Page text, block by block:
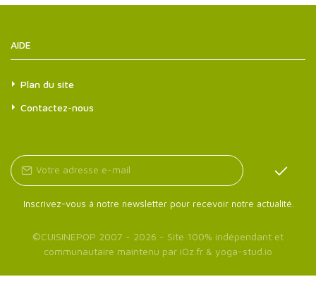
AIDE
Plan du site
Contactez-nous
Inscrivez-vous à notre newsletter pour recevoir notre actualité.
©CUISINEPOP 2007 - 2026 - Site 100% indépendant et
communautaire maintenu par iOz.fr & yoga-stud.io